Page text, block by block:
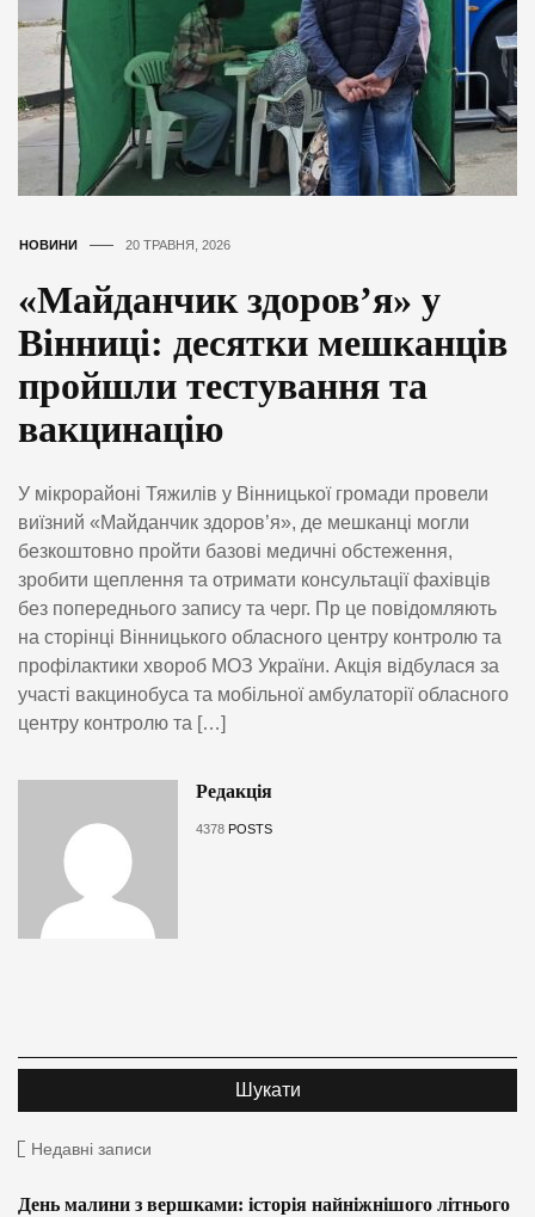
НОВИНИ 20 ТРАВНЯ, 2026
«Майданчик здоров’я» у
Вінниці: десятки мешканців
пройшли тестування та
вакцинацію
У мікрорайоні Тяжилів у Вінницької громади провели
виїзний «Майданчик здоров’я», де мешканці могли
безкоштовно пройти базові медичні обстеження,
зробити щеплення та отримати консультації фахівців
без попереднього запису та черг. Пр це повідомляють
на сторінці Вінницького обласного центру контролю та
профілактики хвороб МОЗ України. Акція відбулася за
участі вакцинобуса та мобільної амбулаторії обласного
центру контролю та […]
Редакція
4378 POSTS
Недавні записи
День малини з вершками: історія найніжнішого літнього